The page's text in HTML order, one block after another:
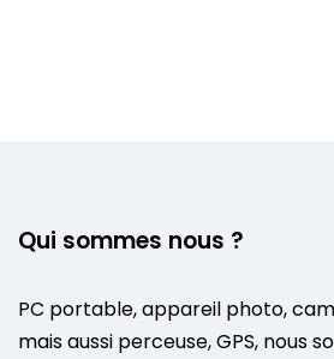
Qui sommes nous ?
PC portable, appareil photo,
mais aussi perceuse, GPS, nous